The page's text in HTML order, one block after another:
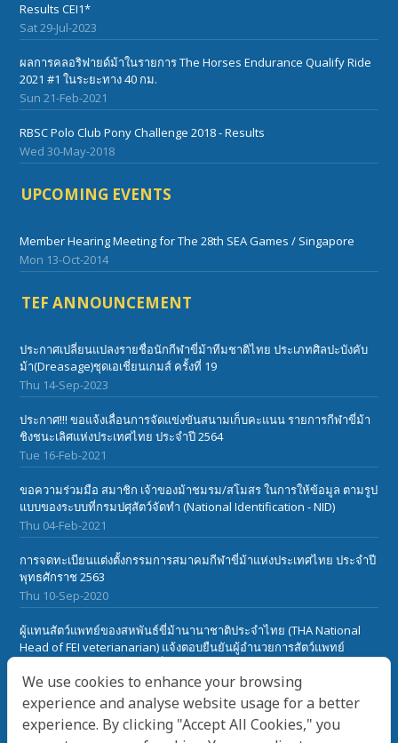
Results CEI1*
Sat 29-Jul-2023
ผลการคลอริฟายด์ม้าในรายการ The Horses Endurance Qualify Ride
2021 #1 ในระยะทาง 40 กม.
Sun 21-Feb-2021
RBSC Polo Club Pony Challenge 2018 - Results
Wed 30-May-2018
UPCOMING EVENTS
Member Hearing Meeting for The 28th SEA Games / Singapore
Mon 13-Oct-2014
TEF ANNOUNCEMENT
ประกาศเปลี่ยนแปลงรายชื่อนักกีฬาขี่ม้าทีมชาติไทย ประเภทศิลปะบังคับ
ม้า(Dreasage)ชุดเอเชี่ยนเกมส์ ครั้งที่ 19
Thu 14-Sep-2023
ประกาศ!!! ขอแจ้งเลื่อนการจัดแข่งขันสนามเก็บคะแนน รายการกีฬาขี่ม้า
ชิงชนะเลิศแห่งประเทศไทย ประจำปี 2564
Tue 16-Feb-2021
ขอความร่วมมือ สมาชิก เจ้าของม้าชมรม/สโมสร ในการให้ข้อมูล ตามรูป
แบบของระบบที่กรมปศุสัตว์จัดทำ (National Identification - NID)
Thu 04-Feb-2021
การจดทะเบียนแต่งตั้งกรรมการสมาคมกีฬาขี่ม้าแห่งประเทศไทย ประจำปี
พุทธศักราช 2563
Thu 10-Sep-2020
ผู้แทนสัตว์แพทย์ของสหพันธ์ขี่ม้านานาชาติประจำไทย (THA National
Head of FEI veterianarian) แจ้งตอบยืนยันผู้อำนวยการสัตว์แพทย์
Sickness ในประเทศไทย
Sat 28-Mar-2020
We use cookies to enhance your browsing
experience and analyse website usage for a better
experience. By clicking "Accept All Cookies," you